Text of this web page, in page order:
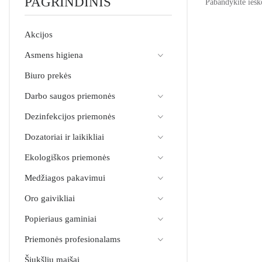
Akcijos
Asmens higiena
Biuro prekės
Darbo saugos priemonės
Dezinfekcijos priemonės
Dozatoriai ir laikikliai
Ekologiškos priemonės
Medžiagos pakavimui
Oro gaivikliai
Popieriaus gaminiai
Priemonės profesionalams
Šiukšlių maišai
Pabandykite